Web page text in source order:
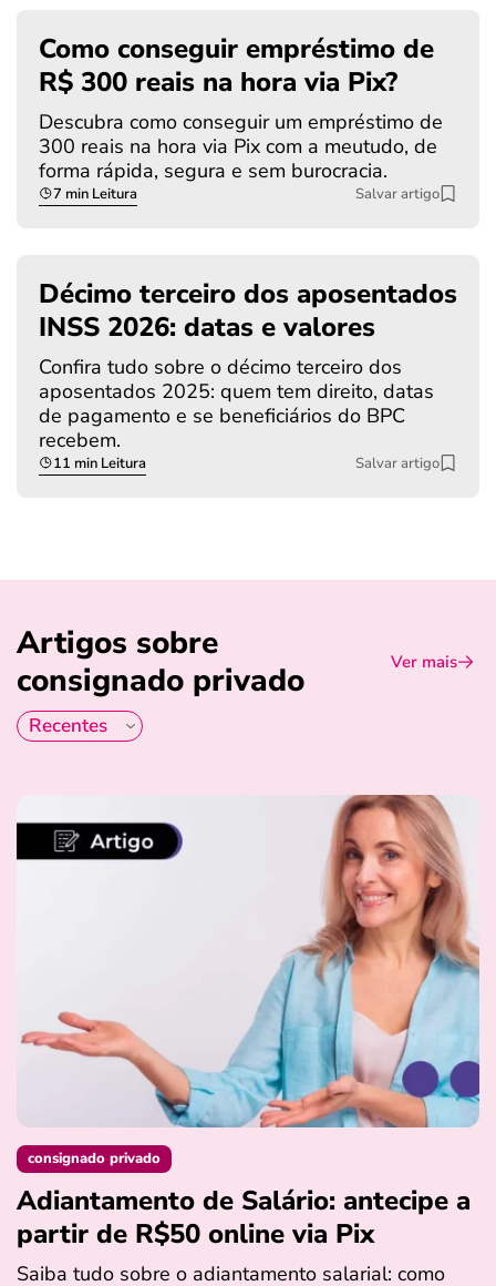
Como conseguir empréstimo de
R$ 300 reais na hora via Pix?
Descubra como conseguir um empréstimo de
300 reais na hora via Pix com a meutudo, de
forma rápida, segura e sem burocracia.
7 min Leitura Salvar artigo
Décimo terceiro dos aposentados
INSS 2026: datas e valores
Confira tudo sobre o décimo terceiro dos
aposentados 2025: quem tem direito, datas
de pagamento e se beneficiários do BPC
recebem.
11 min Leitura Salvar artigo
Artigos sobre
consignado privado
Ver mais
consignado privado
Adiantamento de Salário: antecipe a
partir de R$50 online via Pix
Saiba tudo sobre o adiantamento salarial: como